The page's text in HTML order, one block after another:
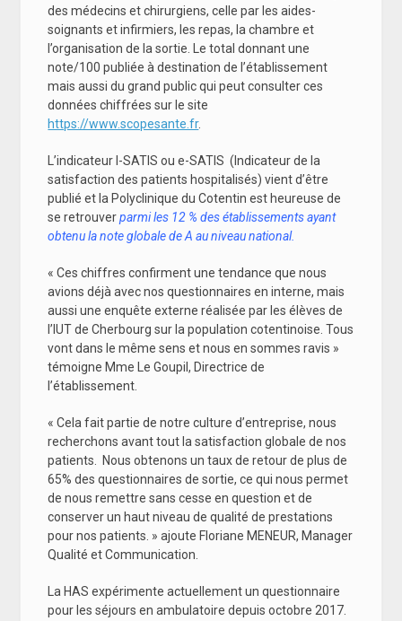
des médecins et chirurgiens, celle par les aides-
soignants et infirmiers, les repas, la chambre et
l’organisation de la sortie. Le total donnant une
note/100 publiée à destination de l’établissement
mais aussi du grand public qui peut consulter ces
données chiffrées sur le site
https://www.scopesante.fr.
L’indicateur I-SATIS ou e-SATIS (Indicateur de la
satisfaction des patients hospitalisés) vient d’être
publié et la Polyclinique du Cotentin est heureuse de
se retrouverparmi les 12 % des établissements ayant
obtenu la note globale de A au niveau national.
« Ces chiffres confirment une tendance que nous
avions déjà avec nos questionnaires en interne, mais
aussi une enquête externe réalisée par les élèves de
l’IUT de Cherbourg sur la population cotentinoise. Tous
vont dans le même sens et nous en sommes ravis »
témoigne Mme Le Goupil, Directrice de
l’établissement.
« Cela fait partie de notre culture d’entreprise, nous
recherchons avant tout la satisfaction globale de nos
patients. Nous obtenons un taux de retour de plus de
65% des questionnaires de sortie, ce qui nous permet
de nous remettre sans cesse en question et de
conserver un haut niveau de qualité de prestations
pour nos patients. » ajoute Floriane MENEUR, Manager
Qualité et Communication.
La HAS expérimente actuellement un questionnaire
pour les séjours en ambulatoire depuis octobre 2017.